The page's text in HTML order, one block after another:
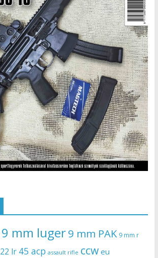
9 mm luger9 mm PAK 9 mm r
22 lr 45 acp assault rifle ccw eu